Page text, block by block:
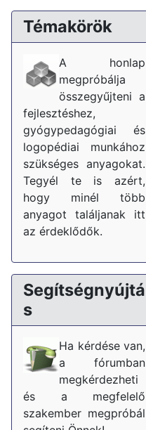
Témakörök
A honlap
megpróbálja
összegyűjteni a
fejlesztéshez,
gyógypedagógiai és
logopédiai munkához
szükséges anyagokat.
Tegyél te is azért,
hogy minél több
anyagot találjanak itt
az érdeklődők.
Segítségnyújtá
s
Ha kérdése van,
a fórumban
megkérdezheti
és a megfelelő
szakember megpróbál